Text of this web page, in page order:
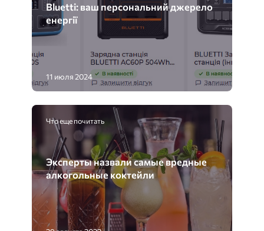
Bluetti: ваш персональний джерело
енергії
11 июля 2024
Что еще почитать
Эксперты назвали самые вредные
алкогольные коктейли